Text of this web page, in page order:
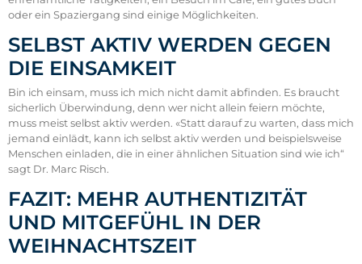
oder ein Spaziergang sind einige Möglichkeiten.
SELBST AKTIV WERDEN GEGEN
DIE EINSAMKEIT
Bin ich einsam, muss ich mich nicht damit abfinden. Es braucht
sicherlich Überwindung, denn wer nicht allein feiern möchte,
muss meist selbst aktiv werden. «Statt darauf zu warten, dass mich
jemand einlädt, kann ich selbst aktiv werden und beispielsweise
Menschen einladen, die in einer ähnlichen Situation sind wie ich“
sagt Dr. Marc Risch.
FAZIT: MEHR AUTHENTIZITÄT
UND MITGEFÜHL IN DER
WEIHNACHTSZEIT